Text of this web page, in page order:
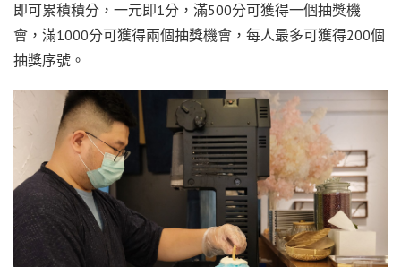
即可累積積分，一元即1分，滿500分可獲得一個抽獎機
會，滿1000分可獲得兩個抽獎機會，每人最多可獲得200個
抽獎序號。